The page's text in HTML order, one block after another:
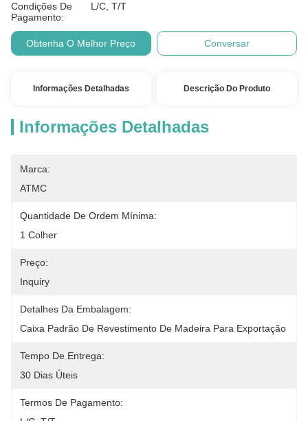
Condições De
Pagamento:
L/C, T/T
Obtenha O Melhor Preço Conversar
Informações Detalhadas Descrição Do Produto
Informações Detalhadas
Marca:
ATMC
Quantidade De Ordem Mínima:
1 Colher
Preço:
Inquiry
Detalhes Da Embalagem:
Caixa Padrão De Revestimento De Madeira Para Exportação
Tempo De Entrega:
30 Dias Úteis
Termos De Pagamento: